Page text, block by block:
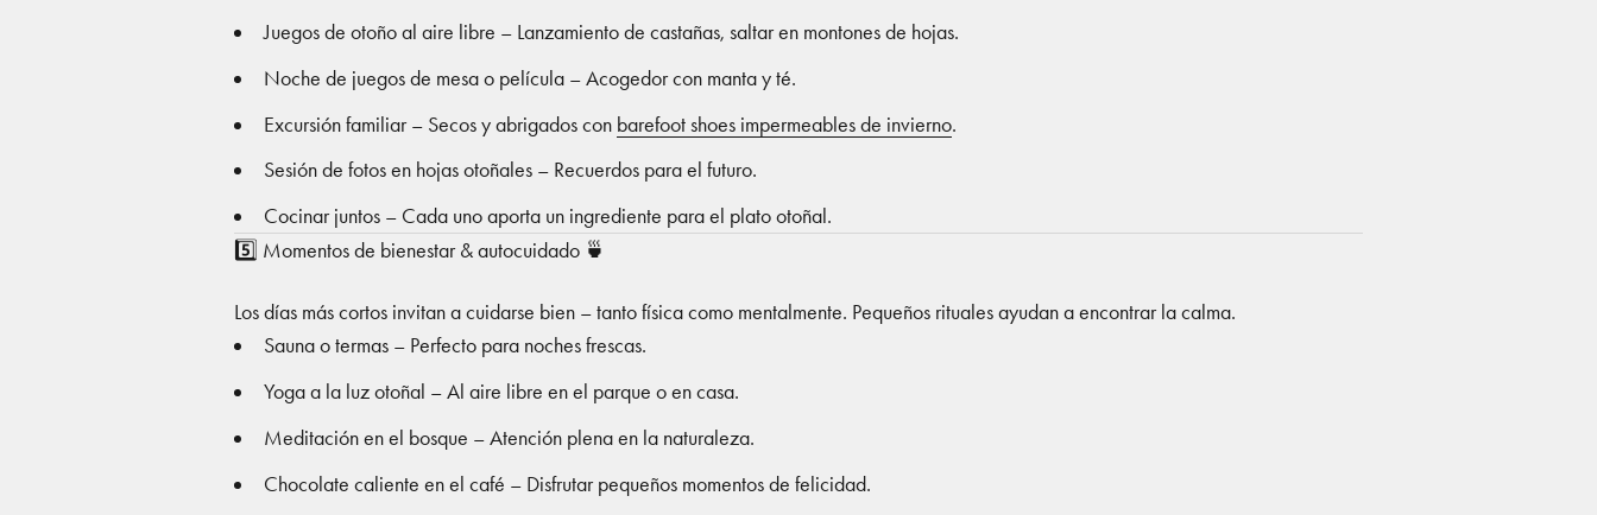
Juegos de otoño al aire libre – Lanzamiento de castañas, saltar en montones de hojas.
Noche de juegos de mesa o película – Acogedor con manta y té.
Excursión familiar – Secos y abrigados con barefoot shoes impermeables de invierno.
Sesión de fotos en hojas otoñales – Recuerdos para el futuro.
Cocinar juntos – Cada uno aporta un ingrediente para el plato otoñal.
5️⃣ Momentos de bienestar & autocuidado 🍵
Los días más cortos invitan a cuidarse bien – tanto física como mentalmente. Pequeños rituales ayudan a encontrar la calma.
Sauna o termas – Perfecto para noches frescas.
Yoga a la luz otoñal – Al aire libre en el parque o en casa.
Meditación en el bosque – Atención plena en la naturaleza.
Chocolate caliente en el café – Disfrutar pequeños momentos de felicidad.